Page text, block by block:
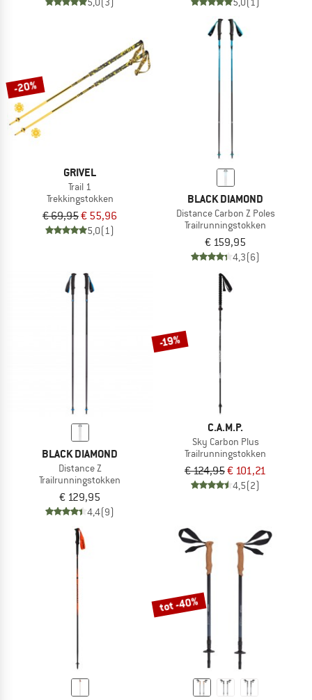
-20%
GRIVEL
Trail 1
Trekkingstokken
€ 69,95€ 55,96
5,0(1)
BLACK DIAMOND
Distance Carbon Z Poles
Trailrunningstokken
€ 159,95
4,3(6)
BLACK DIAMOND
Distance Z
Trailrunningstokken
€ 129,95
4,4(9)
-19%
C.A.M.P.
Sky Carbon Plus
Trailrunningstokken
€ 124,95€ 101,21
4,5(2)
tot -40%